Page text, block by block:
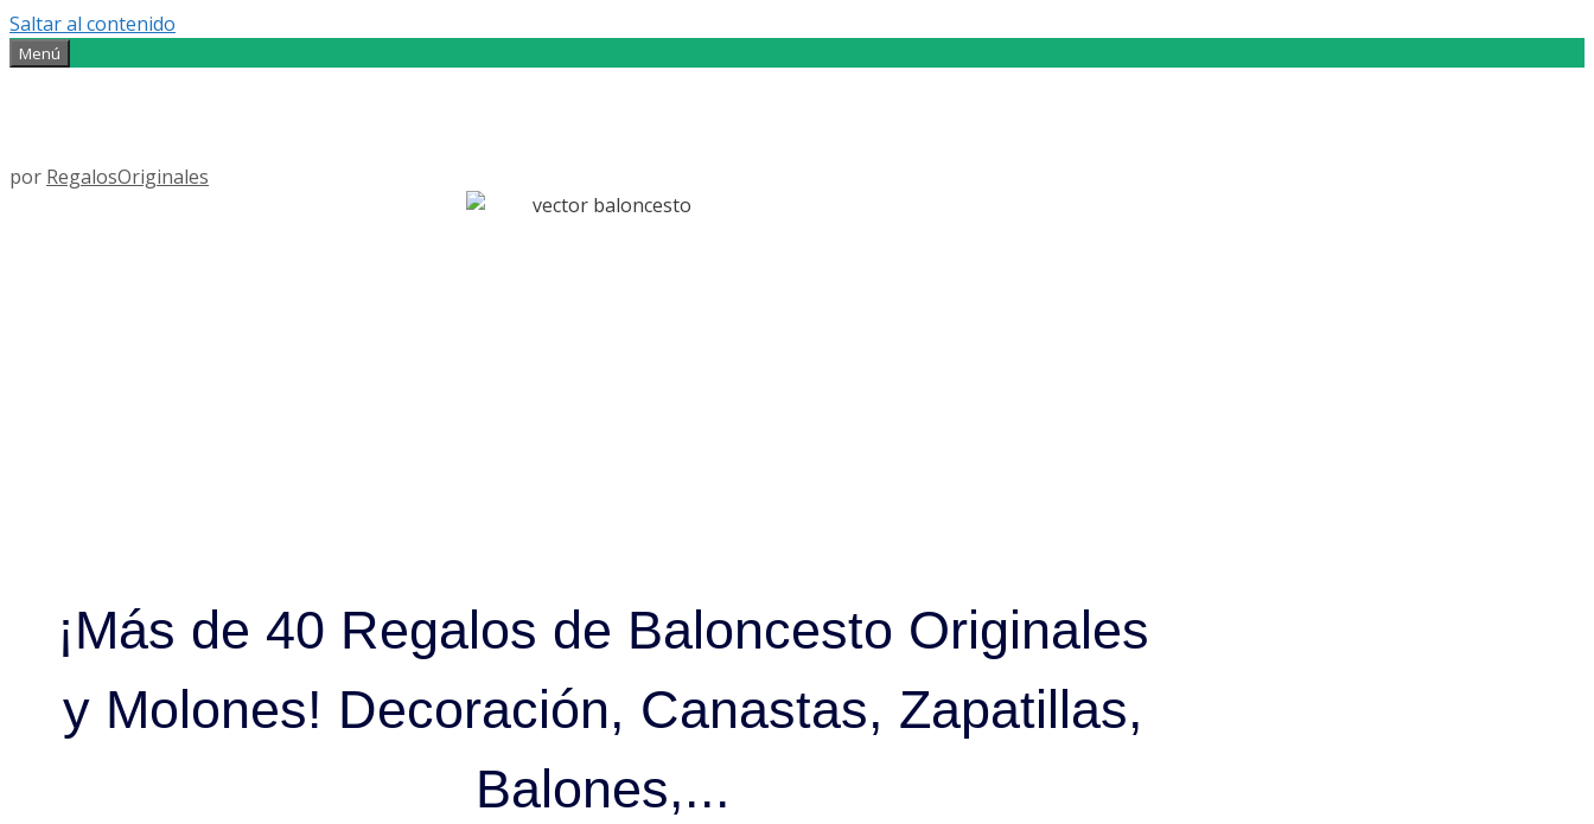
Saltar al contenido
Menú
por RegalosOriginales
¡Más de 40 Regalos de Baloncesto Originales
y Molones! Decoración, Canastas, Zapatillas,
Balones,...